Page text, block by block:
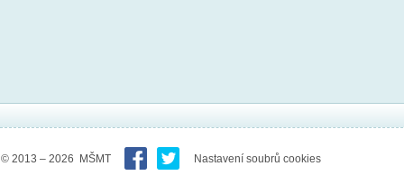
© 2013 – 2026 MŠMT Nastavení soubrů cookies